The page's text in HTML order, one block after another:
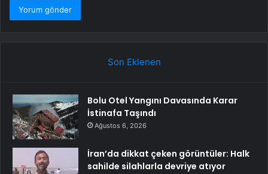
Son Eklenen
Bolu Otel Yangını Davasında Karar
İstinafa Taşındı
Ağustos 6, 2026
İran’da dikkat çeken görüntüler: Halk
sahilde silahlarla devriye atıyor